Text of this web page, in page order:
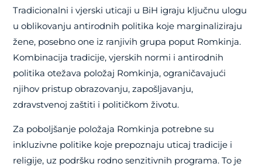
Tradicionalni i vjerski uticaji u BiH igraju ključnu ulogu
u oblikovanju antirodnih politika koje marginaliziraju
žene, posebno one iz ranjivih grupa poput Romkinja.
Kombinacija tradicije, vjerskih normi i antirodnih
politika otežava položaj Romkinja, ograničavajući
njihov pristup obrazovanju, zapošljavanju,
zdravstvenoj zaštiti i političkom životu.
Za poboljšanje položaja Romkinja potrebne su
inkluzivne politike koje prepoznaju uticaj tradicije i
religije, uz podršku rodno senzitivnih programa. To je